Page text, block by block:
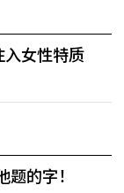
入女性特质
题的字！